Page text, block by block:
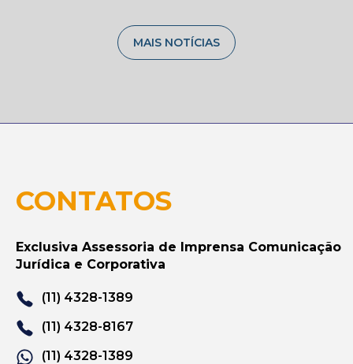
MAIS NOTÍCIAS
CONTATOS
Exclusiva Assessoria de Imprensa Comunicação
Jurídica e Corporativa
(11) 4328-1389
(11) 4328-8167
(11) 4328-1389